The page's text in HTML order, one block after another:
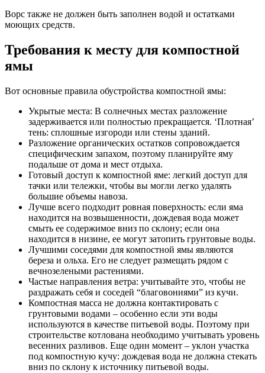
Ворс также не должен быть заполнен водой и остатками
моющих средств.
Требования к месту для компостной
ямы
Вот основные правила обустройства компостной ямы:
Укрытые места: В солнечных местах разложение
задерживается или полностью прекращается. ‘Плотная’
тень: сплошные изгороди или стены зданий.
Разложение органических остатков сопровождается
специфическим запахом, поэтому планируйте яму
подальше от дома и мест отдыха.
Готовый доступ к компостной яме: легкий доступ для
тачки или тележки, чтобы вы могли легко удалять
большие объемы навоза.
Лучше всего подходит ровная поверхность: если яма
находится на возвышенности, дождевая вода может
смыть ее содержимое вниз по склону; если она
находится в низине, ее могут затопить грунтовые воды.
Лучшими соседями для компостной ямы являются
береза и ольха. Его не следует размещать рядом с
вечнозелеными растениями.
Частые направления ветра: учитывайте это, чтобы не
раздражать себя и соседей “благовониями” из кучи.
Компостная масса не должна контактировать с
грунтовыми водами – особенно если эти воды
используются в качестве питьевой воды. Поэтому при
строительстве котлована необходимо учитывать уровень
весенних разливов. Еще один момент – уклон участка
под компостную кучу: дождевая вода не должна стекать
вниз по склону к источнику питьевой воды.